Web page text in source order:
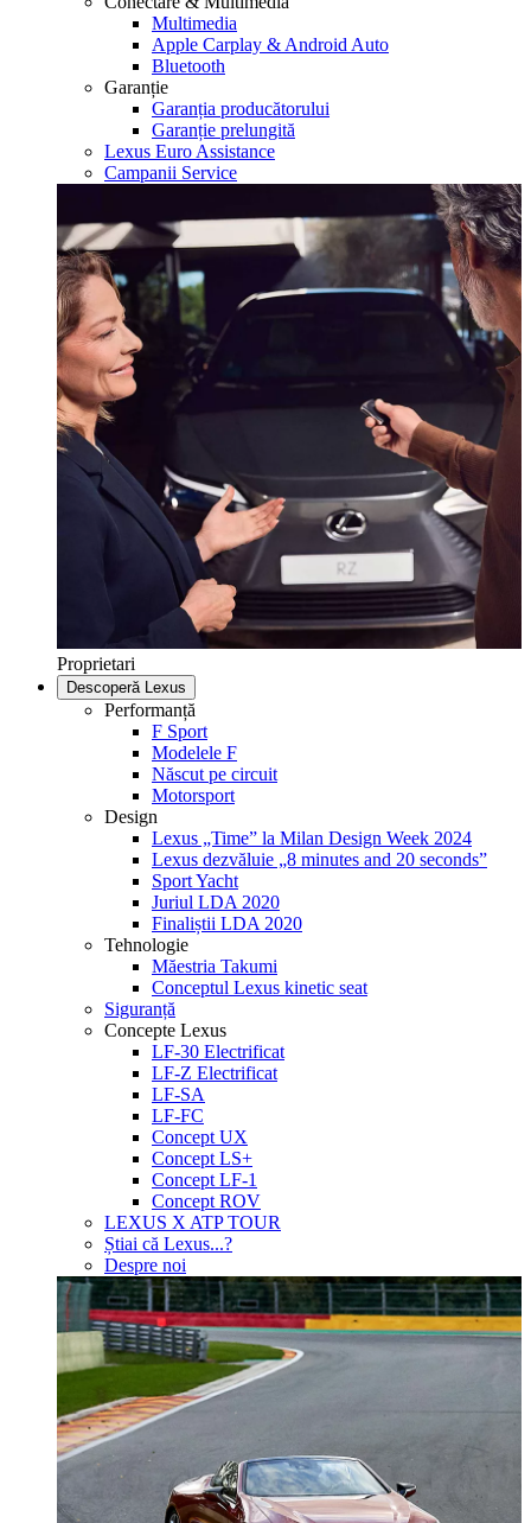
Multimedia
Apple Carplay & Android Auto
Bluetooth
Garanție
Garanția producătorului
Garanție prelungită
Lexus Euro Assistance
Campanii Service
Proprietari
Descoperă Lexus
Performanță
F Sport
Modelele F
Născut pe circuit
Motorsport
Design
Lexus „Time” la Milan Design Week 2024
Lexus dezvăluie „8 minutes and 20 seconds”
Sport Yacht
Juriul LDA 2020
Finaliștii LDA 2020
Tehnologie
Măestria Takumi
Conceptul Lexus kinetic seat
Siguranță
Concepte Lexus
LF-30 Electrificat
LF-Z Electrificat
LF-SA
LF-FC
Concept UX
Concept LS+
Concept LF-1
Concept ROV
LEXUS X ATP TOUR
Știai că Lexus...?
Despre noi